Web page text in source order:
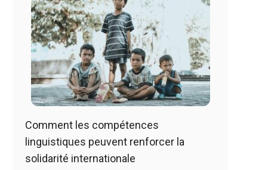
Comment les compétences
linguistiques peuvent renforcer la
solidarité internationale